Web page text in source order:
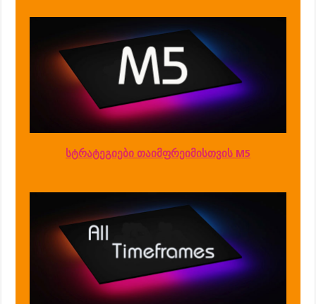
სტრატეგიები თაიმფრეიმისთვის M5